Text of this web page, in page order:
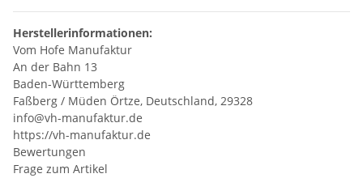
Herstellerinformationen:
Vom Hofe Manufaktur
An der Bahn 13
Baden-Württemberg
Faßberg / Müden Örtze, Deutschland, 29328
info@vh-manufaktur.de
https://vh-manufaktur.de
Bewertungen
Frage zum Artikel